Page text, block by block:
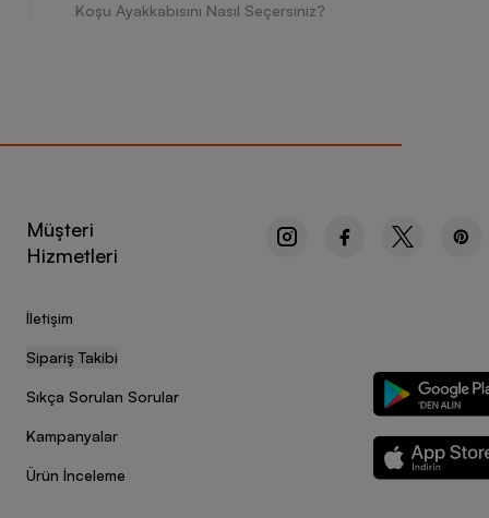
Koşu Ayakkabısını Nasıl Seçersiniz?
Müşteri
Hizmetleri
İletişim
Sipariş Takibi
Sıkça Sorulan Sorular
Kampanyalar
Ürün İnceleme